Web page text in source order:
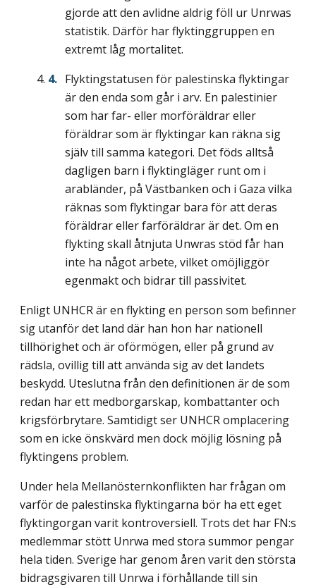
gjorde att den avlidne aldrig föll ur Unrwas
statistik. Därför har flyktinggruppen en
extremt låg mortalitet.
Flyktingstatusen för palestinska flyktingar
är den enda som går i arv. En palestinier
som har far- eller morföräldrar eller
föräldrar som är flyktingar kan räkna sig
själv till samma kategori. Det föds alltså
dagligen barn i flyktingläger runt om i
arabländer, på Västbanken och i Gaza vilka
räknas som flyktingar bara för att deras
föräldrar eller farföräldrar är det. Om en
flykting skall åtnjuta Unwras stöd får han
inte ha något arbete, vilket omöjliggör
egenmakt och bidrar till passivitet.
Enligt UNHCR är en flykting en person som befinner
sig utanför det land där han hon har nationell
tillhörighet och är oförmögen, eller på grund av
rädsla, ovillig till att använda sig av det landets
beskydd. Uteslutna från den definitionen är de som
redan har ett medborgarskap, kombattanter och
krigsförbrytare. Samtidigt ser UNHCR omplacering
som en icke önskvärd men dock möjlig lösning på
flyktingens problem.
Under hela Mellanösternkonflikten har frågan om
varför de palestinska flyktingarna bör ha ett eget
flyktingorgan varit kontroversiell. Trots det har FN:s
medlemmar stött Unrwa med stora summor pengar
hela tiden. Sverige har genom åren varit den största
bidragsgivaren till Unrwa i förhållande till sin